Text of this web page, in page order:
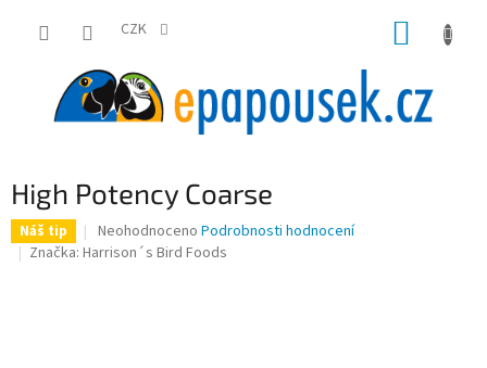
CZK
High Potency Coarse
Náš tip
Průměrné
hodnocení
Neohodnoceno Podrobnosti hodnocení
Značka: Harrison´s Bird Foods